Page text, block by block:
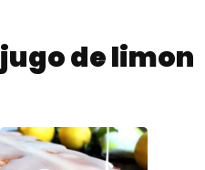
jugo de limon